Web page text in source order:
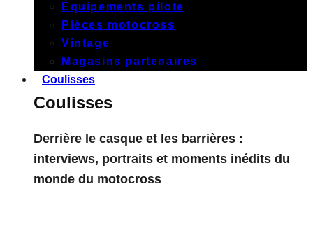
Équipements pilote
Pièces motocross
Vintage
Magasins partenaires
Coulisses
Coulisses
Derrière le casque et les barrières :
interviews, portraits et moments inédits du
monde du motocross